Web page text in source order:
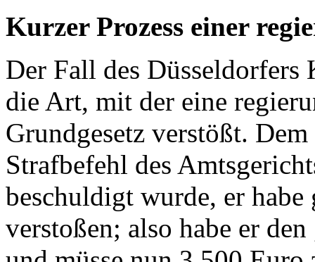
Kurzer Prozess einer
Der Fall des
die Art, mit der eine
Grundgesetz verstößt.
Strafbefehl des
beschuldigt wurde, er
verstoßen; also habe er